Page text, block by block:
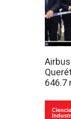
646.7